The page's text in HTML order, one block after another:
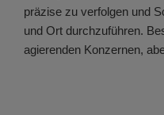
präzise zu verfolgen und
und Ort durchzuführen.
agierenden Konzernen,